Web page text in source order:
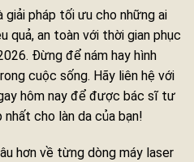
giải pháp tối ưu cho những ai
quả, an toàn với thời gian phục
Đừng để nám hay hình
cuộc sống. Hãy liên hệ với
hôm nay để được bác sĩ tư
cho làn da của bạn!
hơn về từng dòng máy laser